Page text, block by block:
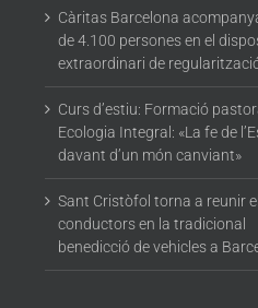
Càritas Barcelona
de 4.100 persones en el
extraordinari de
Curs d’estiu: Formació
Ecologia Integral: «La fe de
davant d’un món canviant»
Sant Cristòfol torna a reunir
conductors en la tradicional
benedicció de vehicles a